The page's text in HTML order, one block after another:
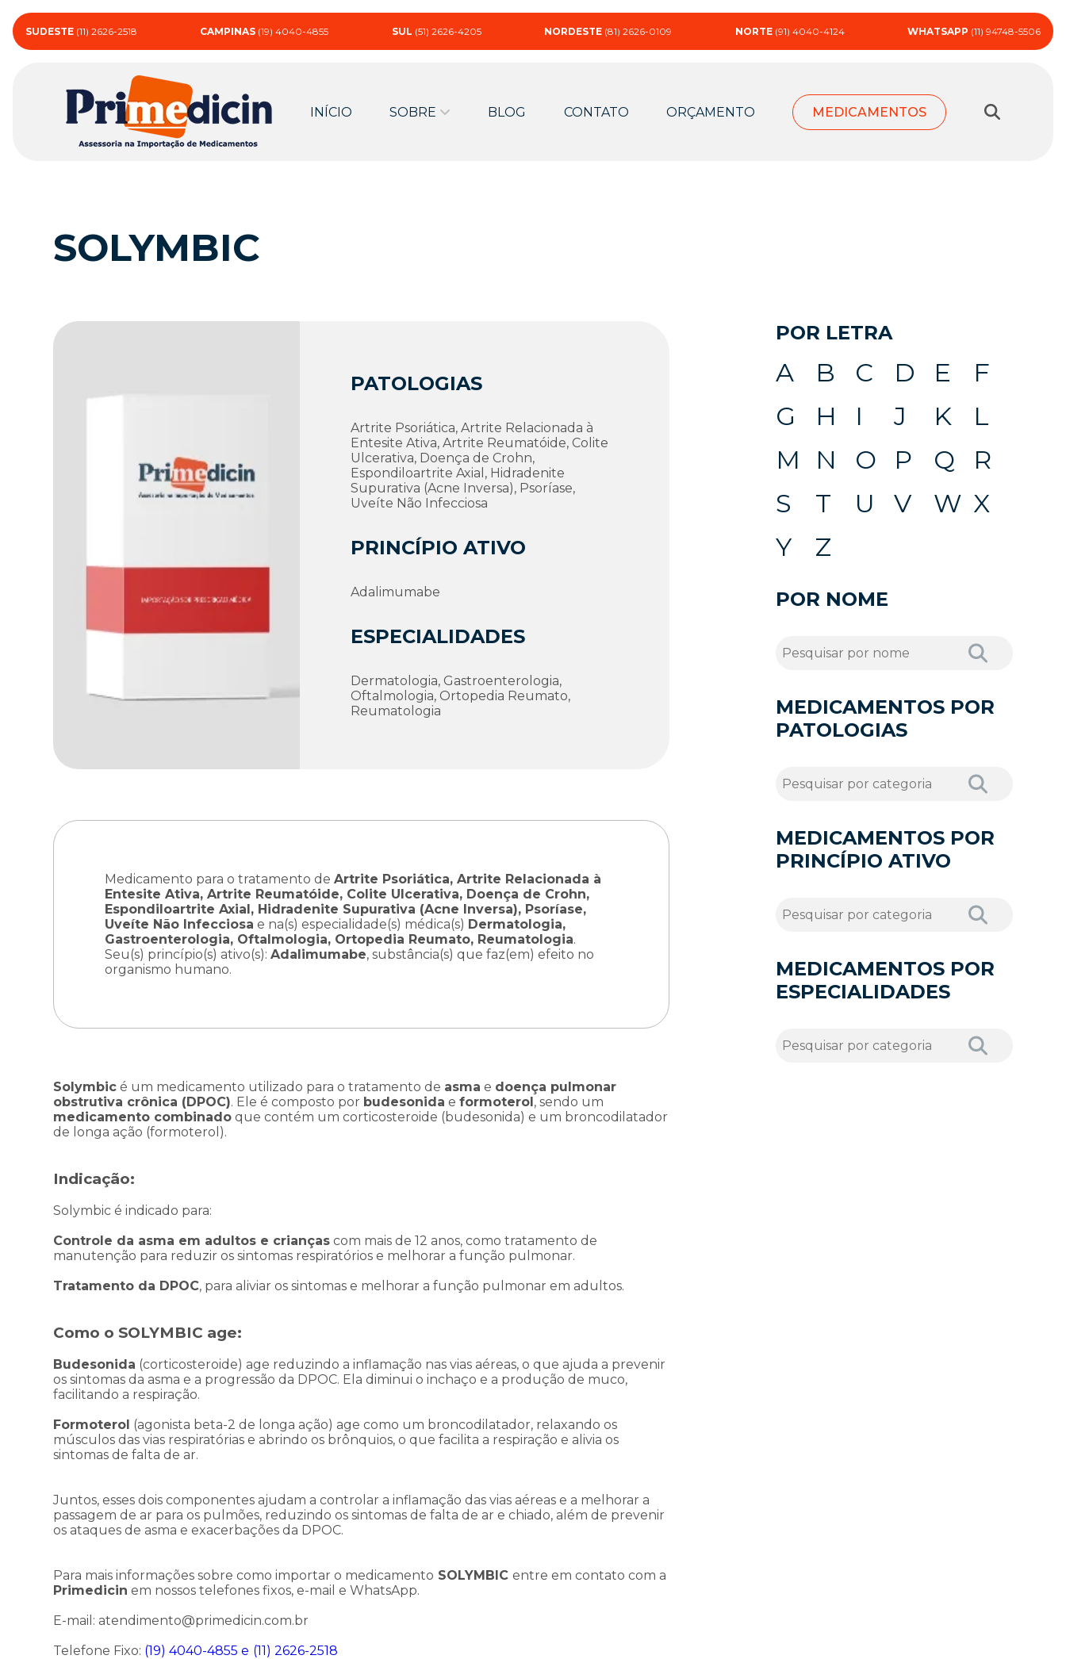
SUDESTE (11) 2626-2518 CAMPINAS (19) 4040-4855 SUL (51) 2626-4205 NORDESTE (81) 2626-0109 NORTE (91) 4040-4124 WHATSAPP (11) 94748-5506
INÍCIO SOBRE BLOG CONTATO ORÇAMENTO MEDICAMENTOS
SOLYMBIC
PATOLOGIAS
Artrite Psoriática, Artrite Relacionada à
Entesite Ativa, Artrite Reumatóide, Colite
Ulcerativa, Doença de Crohn,
Espondiloartrite Axial, Hidradenite
Supurativa (Acne Inversa), Psoríase,
Uveíte Não Infecciosa
PRINCÍPIO ATIVO
Adalimumabe
ESPECIALIDADES
Dermatologia, Gastroenterologia,
Oftalmologia, Ortopedia Reumato,
Reumatologia
Medicamento para o tratamento deArtrite Psoriática, Artrite Relacionada à
Entesite Ativa, Artrite Reumatóide, Colite Ulcerativa, Doença de Crohn,
Espondiloartrite Axial, Hidradenite Supurativa (Acne Inversa), Psoríase,
Uveíte Não Infecciosa e na(s) especialidade(s) médica(s) Dermatologia,
Gastroenterologia, Oftalmologia, Ortopedia Reumato, Reumatologia.
Seu(s) princípio(s) ativo(s):Adalimumabe, substância(s) que faz(em) efeito no
organismo humano.
Solymbic é um medicamento utilizado para o tratamento de asma e doença pulmonar
obstrutiva crônica (DPOC). Ele é composto por budesonida eformoterol, sendo um
medicamento combinado que contém um corticosteroide (budesonida) e um broncodilatador
de longa ação (formoterol).
Indicação:
Solymbic é indicado para:
Controle da asma em adultos e crianças com mais de 12 anos, como tratamento de
manutenção para reduzir os sintomas respiratórios e melhorar a função pulmonar.
Tratamento da DPOC, para aliviar os sintomas e melhorar a função pulmonar em adultos.
Como o SOLYMBIC age:
Budesonida (corticosteroide) age reduzindo a inflamação nas vias aéreas, o que ajuda a prevenir
os sintomas da asma e a progressão da DPOC. Ela diminui o inchaço e a produção de muco,
facilitando a respiração.
Formoterol (agonista beta-2 de longa ação) age como um broncodilatador, relaxando os
músculos das vias respiratórias e abrindo os brônquios, o que facilita a respiração e alivia os
sintomas de falta de ar.
Juntos, esses dois componentes ajudam a controlar a inflamação das vias aéreas e a melhorar a
passagem de ar para os pulmões, reduzindo os sintomas de falta de ar e chiado, além de prevenir
os ataques de asma e exacerbações da DPOC.
Para mais informações sobre como importar o medicamento SOLYMBICentre em contato com a
Primedicin em nossos telefones fixos, e-mail e WhatsApp.
E-mail: atendimento@primedicin.com.br
Telefone Fixo: (19) 4040-4855 e (11) 2626-2518
POR LETRA
A B C D E
F
G
H I J K
L
M
N O P Q
R
S
T U V W X
Y
Z
POR NOME
MEDICAMENTOS POR
PATOLOGIAS
MEDICAMENTOS POR
PRINCÍPIO ATIVO
MEDICAMENTOS POR
ESPECIALIDADES